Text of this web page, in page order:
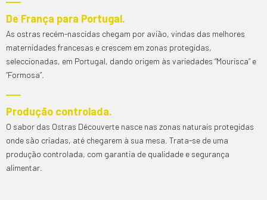
Bônus de
Boas-
Incentivos atraentes
para novos jogadores,
grátis.
Com a crescente popularidade dos
De França para Portugal.
As ostras recém-nascidas chegam por avião, vindas das melhores
maternidades francesas e crescem em zonas protegidas,
seleccionadas, em Portugal, dando origem às variedades “Mourisca” e
“Formosa”.
Produção controlada.
O sabor das Ostras Découverte nasce nas zonas naturais protegidas
onde são criadas, até chegarem à sua mesa. Trata-se de uma
produção controlada, com garantia de qualidade e segurança
alimentar.